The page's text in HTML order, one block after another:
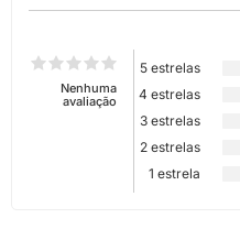
Nenhuma
avaliação
5 estrelas
4 estrelas
3 estrelas
2 estrelas
1 estrela